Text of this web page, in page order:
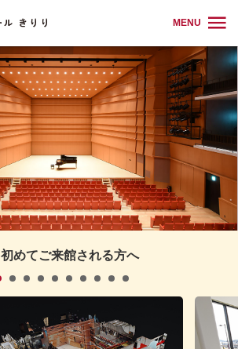
MENU
初めてご来館される方へ